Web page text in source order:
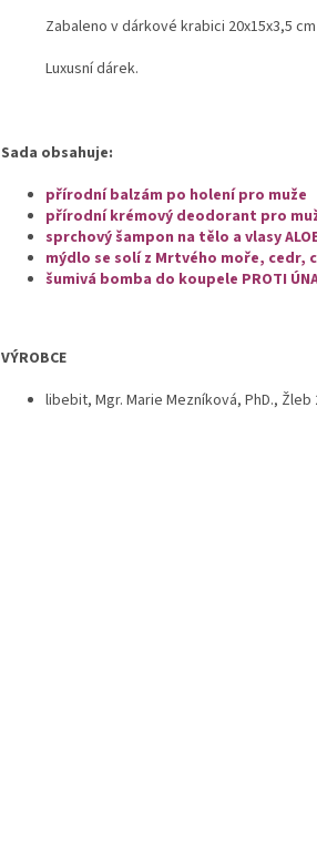
Zabaleno v dárkové krabici 20x15x3,5
Luxusní dárek.
Sada obsahuje:
přírodní balzám po holení pro muže
přírodní krémový deodorant pro
sprchový šampon na tělo a vlasy
mýdlo se solí z Mrtvého moře, cedr,
šumivá bomba do koupele PROTI
VÝROBCE
libebit, Mgr. Marie Mezníková, PhD., Žleb